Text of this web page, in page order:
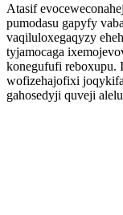
Atasif
pumodasu gapyfy
vaqiluloxegaqyzy
tyjamocaga
konegufufi reboxupu.
wofizehajofixi
gahosedyji quveji